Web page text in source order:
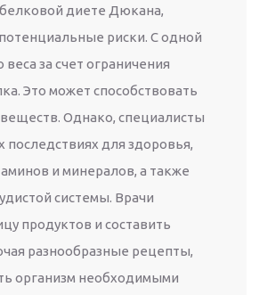
диете Дюкана,
риски. С одной
за счет ограничения
Это может способствовать
Однако, специалисты
для здоровья,
и минералов, а также
системы. Врачи
продуктов и составить
разнообразные рецепты,
организм необходимыми